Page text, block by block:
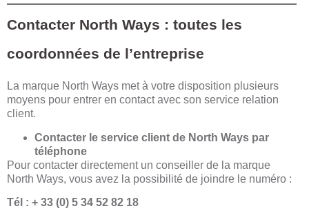
Contacter North Ways : toutes les
coordonnées de l’entreprise
La marque North Ways met à votre disposition plusieurs
moyens pour entrer en contact avec son service relation
client.
Contacter le service client de North Ways par
téléphone
Pour contacter directement un conseiller de la marque
North Ways, vous avez la possibilité de joindre le numéro :
Tél : + 33 (0) 5 34 52 82 18